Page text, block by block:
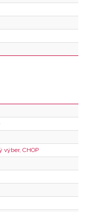
výber, CHOP